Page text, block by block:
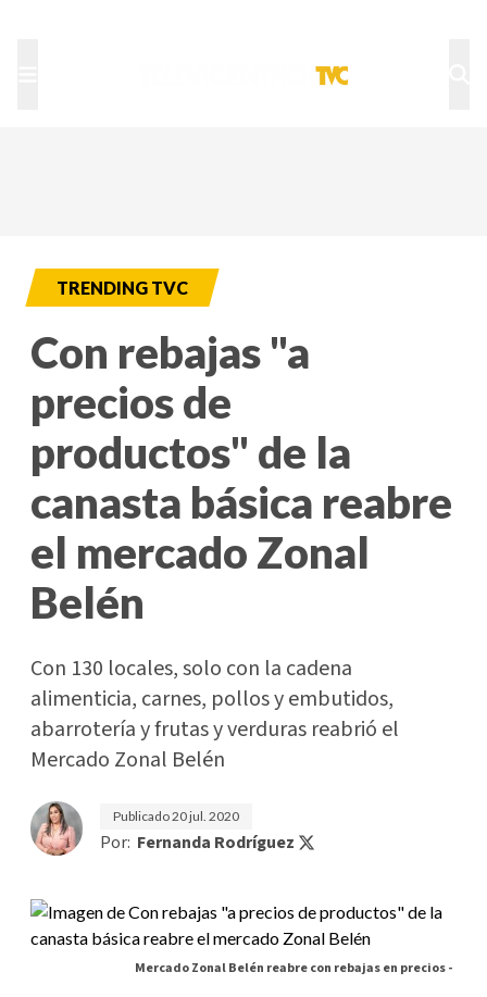
TRENDING TVC
Con rebajas "a
precios de
productos" de la
canasta básica reabre
el mercado Zonal
Belén
Con 130 locales, solo con la cadena
alimenticia, carnes, pollos y embutidos,
abarrotería y frutas y verduras reabrió el
Mercado Zonal Belén
Publicado20 jul. 2020
Por: Fernanda Rodríguez
Mercado Zonal Belén reabre con rebajas en precios -